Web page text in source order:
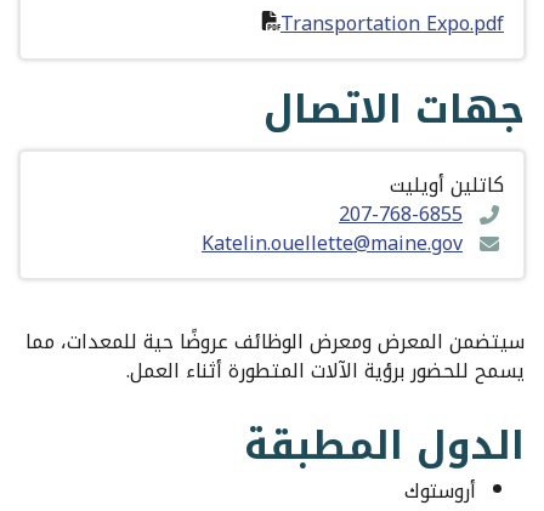
سيتضمن المعرض ومعرض الوظائف عروضًا حية للمعدات، مما
يسمح للحضور برؤية الآلات المتطورة أثناء العمل.
الدول المطبقة
أروستوك
Transportation Expo.pdf
جهات الاتصال
كاتلين أويليت
207-768-6855
Katelin.ouellette@maine.gov